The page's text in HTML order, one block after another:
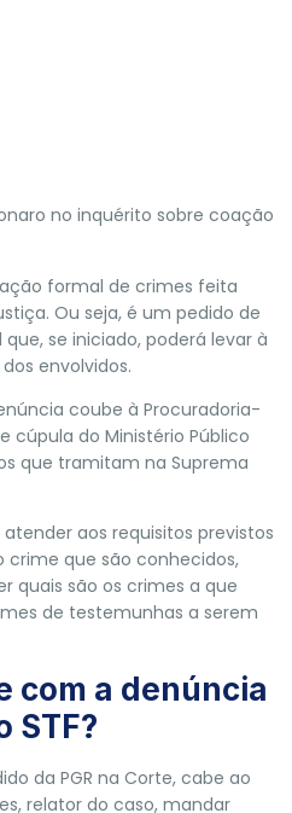
no inquérito sobre coação
formal de crimes feita
Ou seja, é um pedido de
se iniciado, poderá levar à
envolvidos.
coube à Procuradoria-
cúpula do Ministério Público
que tramitam na Suprema
aos requisitos previstos
crime que são conhecidos,
quais são os crimes a que
de testemunhas a serem
com a denúncia
STF?
da PGR na Corte, cabe ao
, relator do caso, mandar